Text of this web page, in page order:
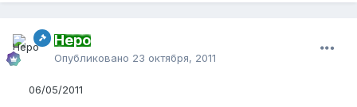
Неро
Опубликовано 23 октября, 2011
06/05/2011